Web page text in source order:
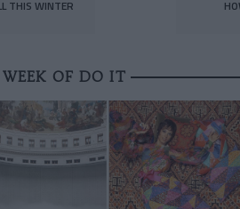
THIS WINTER
OF DO IT